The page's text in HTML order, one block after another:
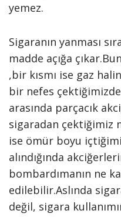
yemez.
Sigaranın yanması
madde açığa
,bir kısmı ise gaz
bir nefes
arasında parçacık
sigaradan çektiğimiz
ise ömür boyu
alındığında
bombardımanın ne
edilebilir.Aslında
değil, sigara